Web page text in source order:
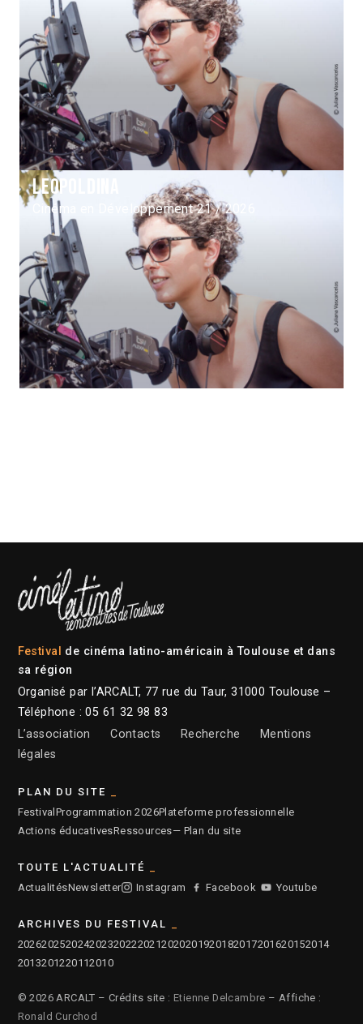
Leopoldina
Cinéma en Développement 21 / 2026
Festival de cinéma latino-américain à Toulouse et dans
sa région
Organisé par l’ARCALT, 77 rue du Taur, 31000 Toulouse –
Téléphone : 05 61 32 98 83
L’association
Contacts Recherche
Mentions
légales
PLAN DU SITE
Festival Programmation 2026Plateforme professionnelle
Actions éducativesRessources— Plan du site
TOUTE L'ACTUALITÉ
ActualitésNewsletter Instagram Facebook Youtube
ARCHIVES DU FESTIVAL
2026202520242023202220212020201920182017201620152014
2013201220112010
© 2026 ARCALT – Crédits site : Etienne Delcambre – Affiche :
Ronald Curchod